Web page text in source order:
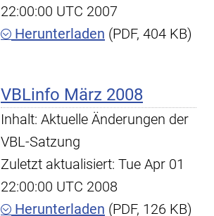
22:00:00 UTC 2007
Herunterladen (PDF, 404 KB)
VBLinfo März 2008
Inhalt: Aktuelle Änderungen der
VBL-Satzung
Zuletzt aktualisiert: Tue Apr 01
22:00:00 UTC 2008
Herunterladen (PDF, 126 KB)